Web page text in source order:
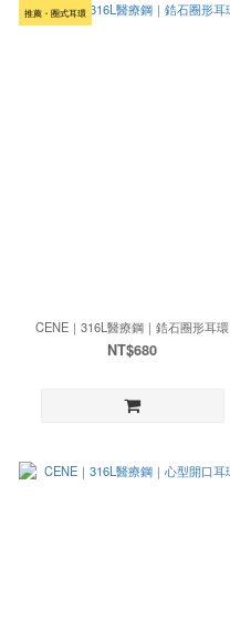
推薦・圈式耳環
CENE｜316L醫療鋼｜鋯石圈形耳環
NT$680